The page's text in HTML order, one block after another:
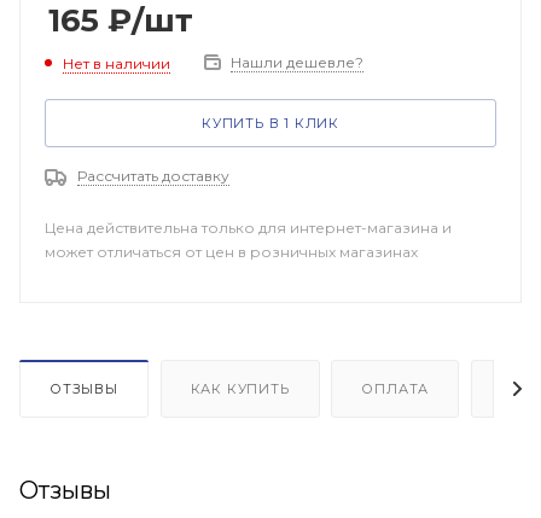
165 ₽/шт
Нет в наличии Нашли дешевле?
КУПИТЬ В 1 КЛИК
Рассчитать доставку
Цена действительна только для интернет-магазина и
может отличаться от цен в розничных магазинах
ОТЗЫВЫ КАК КУПИТЬ ОПЛАТА
Отзывы